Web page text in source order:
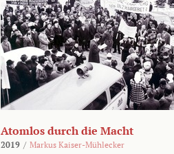
Atomlos durch die Macht
2019 / Markus Kaiser-Mühlecker